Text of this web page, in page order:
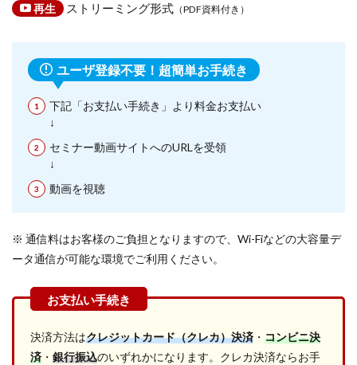
再生 ストリーミング形式 （PDF資料付き）
ユーザ登録不要！超簡単お手続き
下記「お支払い手続き」より料金お支払い
↓
セミナー動画サイトへのURLを受領
↓
動画を視聴
※ 通信料はお客様のご負担となりますので、Wi-Fiなどの大容量デ
ータ通信が可能な環境でご利用ください。
決済方法はクレジットカード（クレカ）決済 ・ コンビニ決
済 ・ 銀行振込のいずれかになります。クレカ決済ならお手